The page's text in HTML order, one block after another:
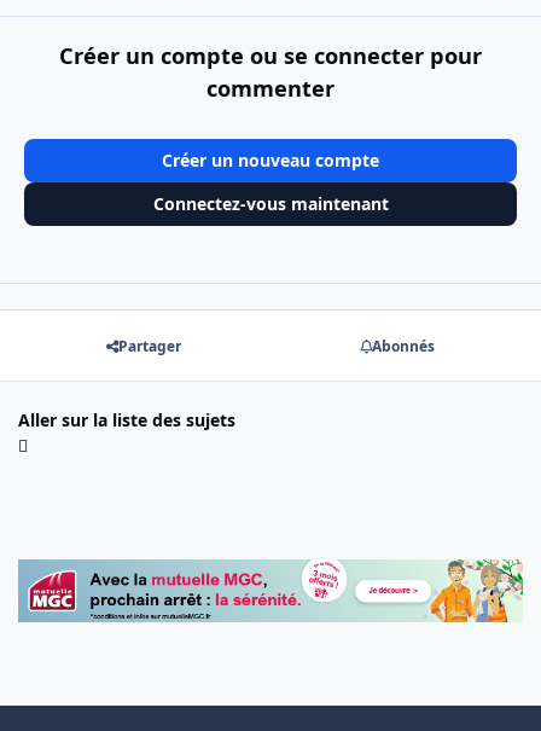
Créer un compte ou se connecter pour
commenter
Créer un nouveau compte
Connectez-vous maintenant
Partager Abonnés
Aller sur la liste des sujets